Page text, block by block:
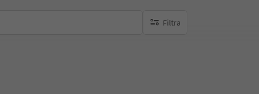
Filtra
nessun filtro attivo